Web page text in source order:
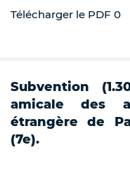
Télécharger le PDF 0
Subvention
amicale des
étrangère de
(7e).